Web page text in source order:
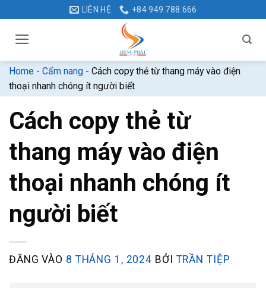
dung
LIÊN HỆ +84 949.788.666
Home - Cẩm nang - Cách copy thẻ từ thang máy vào điện
thoại nhanh chóng ít người biết
Cách copy thẻ từ
thang máy vào điện
thoại nhanh chóng ít
người biết
ĐĂNG VÀO 8 THÁNG 1, 2024 BỞI TRẦN TIỆP